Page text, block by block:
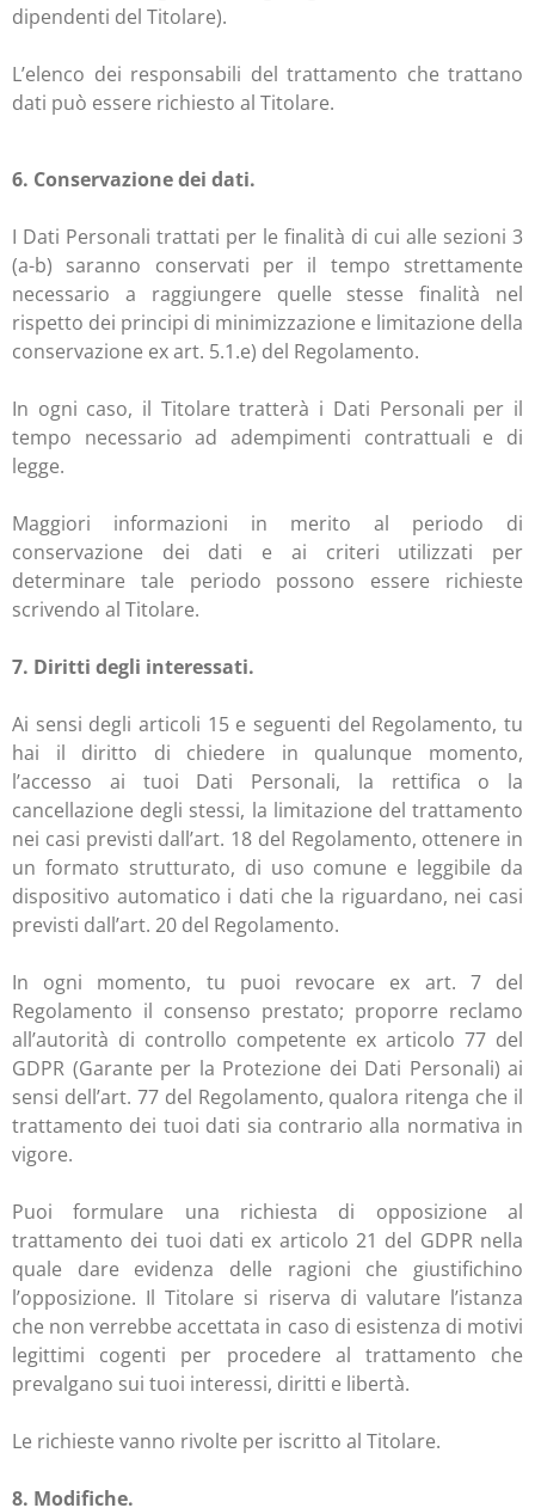
dipendenti del Titolare).
L’elenco dei responsabili del trattamento che trattano
dati può essere richiesto al Titolare.
6. Conservazione dei dati.
I Dati Personali trattati per le finalità di cui alle sezioni 3
(a-b) saranno conservati per il tempo strettamente
necessario a raggiungere quelle stesse finalità nel
rispetto dei principi di minimizzazione e limitazione della
conservazione ex art. 5.1.e) del Regolamento.
In ogni caso, il Titolare tratterà i Dati Personali per il
tempo necessario ad adempimenti contrattuali e di
legge.
Maggiori informazioni in merito al periodo di
conservazione dei dati e ai criteri utilizzati per
determinare tale periodo possono essere richieste
scrivendo al Titolare.
7. Diritti degli interessati.
Ai sensi degli articoli 15 e seguenti del Regolamento, tu
hai il diritto di chiedere in qualunque momento,
l’accesso ai tuoi Dati Personali, la rettifica o la
cancellazione degli stessi, la limitazione del trattamento
nei casi previsti dall’art. 18 del Regolamento, ottenere in
un formato strutturato, di uso comune e leggibile da
dispositivo automatico i dati che la riguardano, nei casi
previsti dall’art. 20 del Regolamento.
In ogni momento, tu puoi revocare ex art. 7 del
Regolamento il consenso prestato; proporre reclamo
all’autorità di controllo competente ex articolo 77 del
GDPR (Garante per la Protezione dei Dati Personali) ai
sensi dell’art. 77 del Regolamento, qualora ritenga che il
trattamento dei tuoi dati sia contrario alla normativa in
vigore.
Puoi formulare una richiesta di opposizione al
trattamento dei tuoi dati ex articolo 21 del GDPR nella
quale dare evidenza delle ragioni che giustifichino
l’opposizione. Il Titolare si riserva di valutare l’istanza
che non verrebbe accettata in caso di esistenza di motivi
legittimi cogenti per procedere al trattamento che
prevalgano sui tuoi interessi, diritti e libertà.
Le richieste vanno rivolte per iscritto al Titolare.
8. Modifiche.